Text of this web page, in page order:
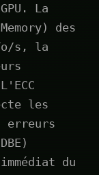
La
des
s, la
les
erreurs
du